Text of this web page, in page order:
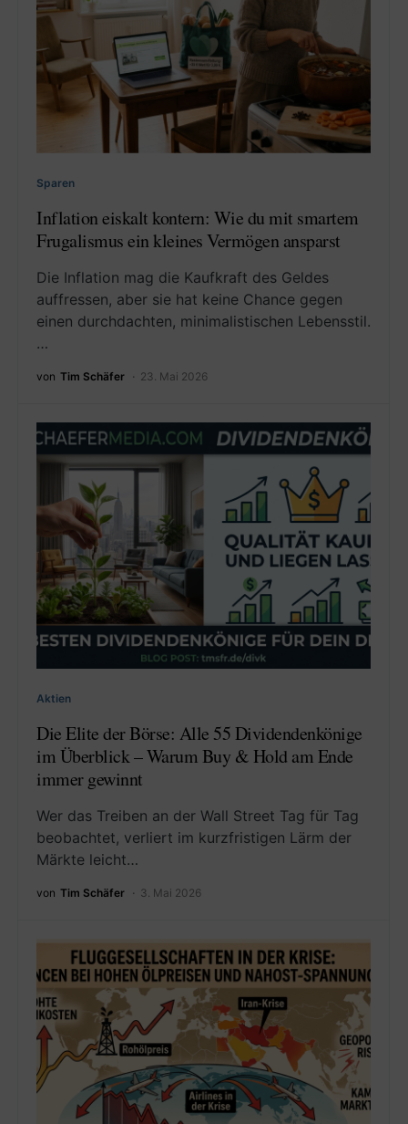
Sparen
Inflation eiskalt kontern: Wie du mit smartem
Frugalismus ein kleines Vermögen ansparst
Die Inflation mag die Kaufkraft des Geldes
auffressen, aber sie hat keine Chance gegen
einen durchdachten, minimalistischen Lebensstil.
…
von Tim Schäfer 23. Mai 2026
Aktien
Die Elite der Börse: Alle 55 Dividendenkönige
im Überblick – Warum Buy & Hold am Ende
immer gewinnt
Wer das Treiben an der Wall Street Tag für Tag
beobachtet, verliert im kurzfristigen Lärm der
Märkte leicht…
von Tim Schäfer 3. Mai 2026